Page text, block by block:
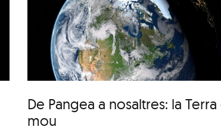
De Pangea a nosaltres: la Terra
mou
Festa Major del
de Pequín 2026